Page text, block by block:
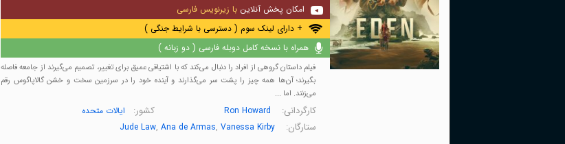
امکان پخش آنلاین با زیرنویس فارسی
+ دارای لینک سوم ( دسترسی با شرایط جنگی )
همراه با نسخه کامل دوبله فارسی ( دو زبانه )
فیلم داستان گروهی از افراد را دنبال می‌کند که با اشتیاقی عمیق برای تغییر، تصمیم می‌گیرند از جامعه فاصله
بگیرند؛ آن‌ها همه چیز را پشت سر می‌گذارند و آینده خود را در سرزمین سخت و خشن گالاپاگوس رقم
می‌زنند. اما ...
کارگردانی: Ron Howard کشور: ایالات متحده
ستارگان: Jude Law, Ana de Armas, Vanessa Kirby